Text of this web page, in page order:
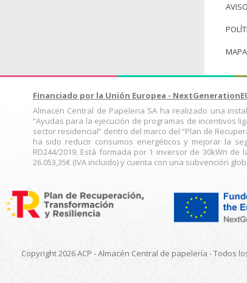
Financiado por la Unión Europea -
Almacen Central de Papeleria SA ha realizado una
“Ayudas para la ejecución de programas de incentivos
sector residencial” dentro del marco del “Plan de
ha sido reducir consumos energéticos y mejorar la
RD244/2019. Está formada por 1 inversor de 30kWn de
26.053,35€ (IVA incluido) y cuenta con una subvención
Copyright 2026 ACP - Almacén Central de papelería - Todos